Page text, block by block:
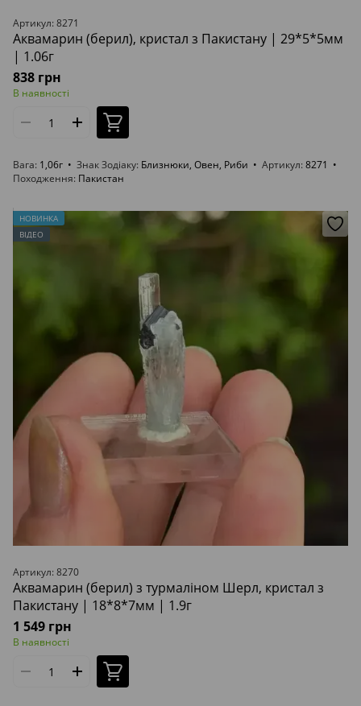
Артикул: 8271
Аквамарин (берил), кристал з Пакистану | 29*5*5мм
| 1.06г
838 грн
В наявності
Вага 1,06г Знак Зодіаку Близнюки, Овен, Риби Артикул 8271
Походження Пакистан
НОВИНКА
ВІДЕО
Артикул: 8270
Аквамарин (берил) з турмаліном Шерл, кристал з
Пакистану | 18*8*7мм | 1.9г
1 549 грн
В наявності